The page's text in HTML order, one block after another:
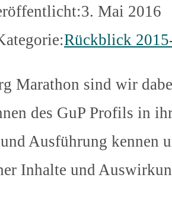
3. Mai 2016
Rückblick
Marathon sind wir
des GuP Profils in
Ausführung kennen
Inhalte und